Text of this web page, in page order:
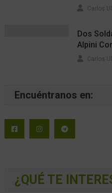
Carlos
Dos
Alpini
Carlos
Encuéntranos en:
¿QUÉ TE